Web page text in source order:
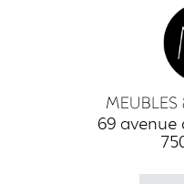
69 avenue